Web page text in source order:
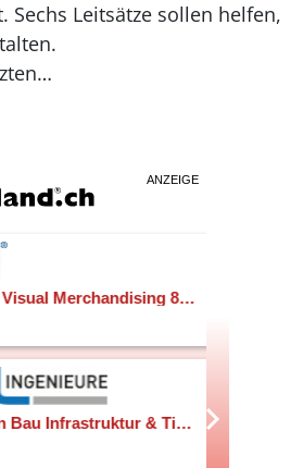
Sechs Leitsätze sollen helfen,